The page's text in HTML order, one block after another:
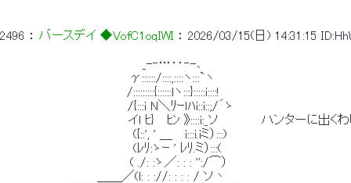
2496 ： バースデイ ◆VofC1oqIWI ： 2026/03/15(日) 14:31:15
_-‐…‥‐-､
γ::::::/::::,::::ヽ:::`ヽ
/:::::::::{::::::lヽ:::}:::::i::::!
/{:::i N＼ﾘｰｌﾊi::i::;/´ゝ
イl ﾋ}　 ﾋﾝ 》::::i:_ソ　　　　　ハンターに出くわ
({::', ' ＿　 i:::i.iミ）:::)
(ﾚﾘ:ゝｰ ' ﾚﾘ.ミ）:::(
( ./: :ゝ／: : : '':/⌒）
＿＿／(l: : ://: : : : / ソ丶